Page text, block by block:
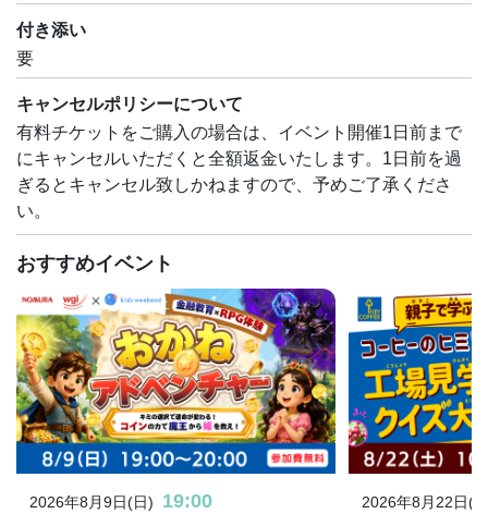
付き添い
要
キャンセルポリシーについて
有料チケットをご購入の場合は、イベント開催1日前まで
にキャンセルいただくと全額返金いたします。1日前を過
ぎるとキャンセル致しかねますので、予めご了承くださ
い。
おすすめイベント
2026年8月9日(日) 19:00
2026年8月22日(